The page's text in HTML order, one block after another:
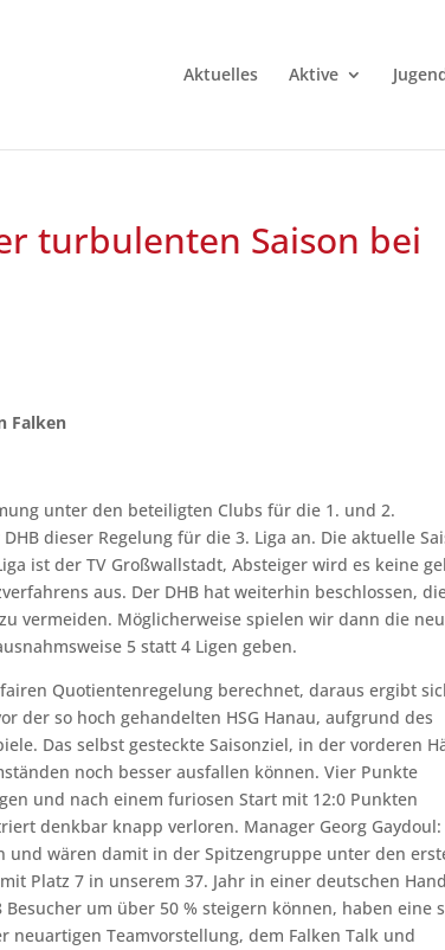
Aktuelles Aktive
turbulenten Saison bei
Falken
unter den beteiligten Clubs für die 1. und 2.
dieser Regelung für die 3. Liga an. Die aktuelle
ist der TV Großwallstadt, Absteiger wird es keine
aus. Der DHB hat weiterhin beschlossen,
vermeiden. Möglicherweise spielen wir dann die
5 statt 4 Ligen geben.
Quotientenregelung berechnet, daraus ergibt
der so hoch gehandelten HSG Hanau, aufgrund des
Das selbst gesteckte Saisonziel, in der vorderen
noch besser ausfallen können. Vier Punkte
und nach einem furiosen Start mit 12:0 Punkten
denkbar knapp verloren. Manager Georg Gaydoul:
wären damit in der Spitzengruppe unter den
Platz 7 in unserem 37. Jahr in einer deutschen
um über 50 % steigern können, haben eine
Teamvorstellung, dem Falken Talk und